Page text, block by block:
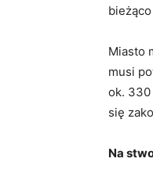
Miasto
musi
ok. 330
się
Na